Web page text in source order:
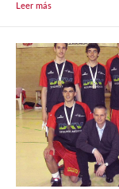
Leer más